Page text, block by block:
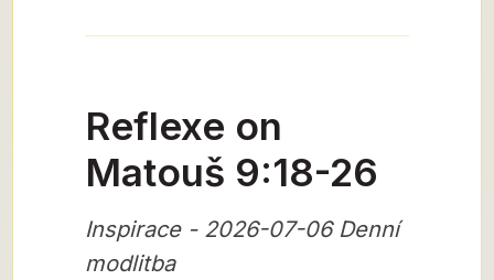
Reflexe on
Matouš 9:18-26
Inspirace - 2026-07-06 Denní
modlitba